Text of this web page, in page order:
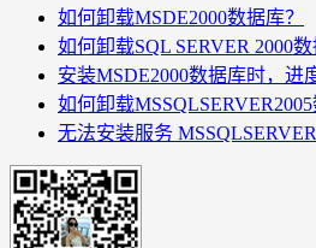
如何卸载MSDE2000数据库？
如何卸载SQL SERVER 2000数
安装MSDE2000数据库时，进
如何卸载MSSQLSERVER2005
无法安装服务